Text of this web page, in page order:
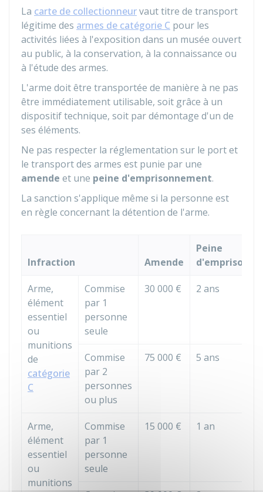
La carte de collectionneurvaut titre de transport
légitime des armes de catégorie C pour les
activités liées à l'exposition dans un musée ouvert
au public, à la conservation, à la connaissance ou
à l'étude des armes.
L'arme doit être transportée de manière à ne pas
être immédiatement utilisable, soit grâce à un
dispositif technique, soit par démontage d'un de
ses éléments.
Ne pas respecter la réglementation sur le port et
le transport des armes est punie par une
amende et une peine d'emprisonnement.
La sanction s'applique même si la personne est
en règle concernant la détention de l'arme.
Infraction Amende
Peine
Arme,
élément
essentiel
ou
munitions
de
catégorie
C
Commise
par 1
personne
seule
30 000 € 2 ans
Commise
par 2
personnes
ou plus
75 000 € 5 ans
Arme,
élément
essentiel
ou
munitions
Commise
par 1
personne
seule
15 000 € 1 an